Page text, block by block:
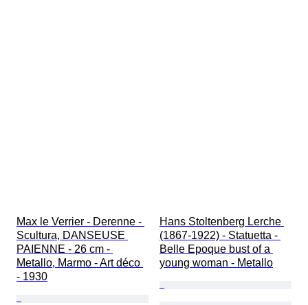
Max le Verrier - Derenne -
Scultura, DANSEUSE
PAIENNE - 26 cm -
Metallo, Marmo - Art déco
- 1930
Hans Stoltenberg Lerche
(1867-1922) - Statuetta -
Belle Epoque bust of a
young woman - Metallo